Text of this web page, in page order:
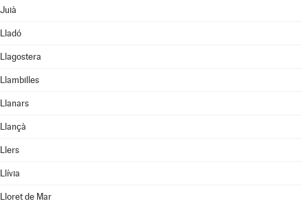
Juià
Lladó
Llagostera
Llambilles
Llanars
Llançà
Llers
Llívia
Lloret de Mar